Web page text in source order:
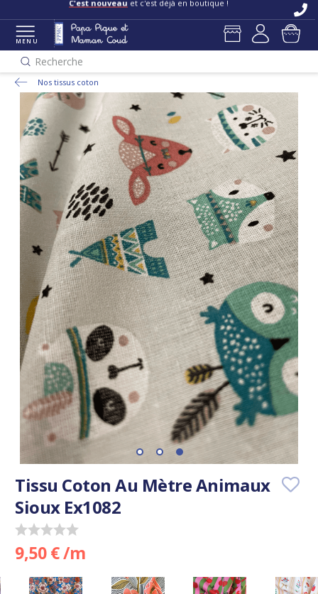
C'est nouveau et c'est déjà en boutique !
MENU
Recherche
Nos tissus coton
Tissu Coton Au Mètre Animaux
Sioux Ex1082
9,50 € /m